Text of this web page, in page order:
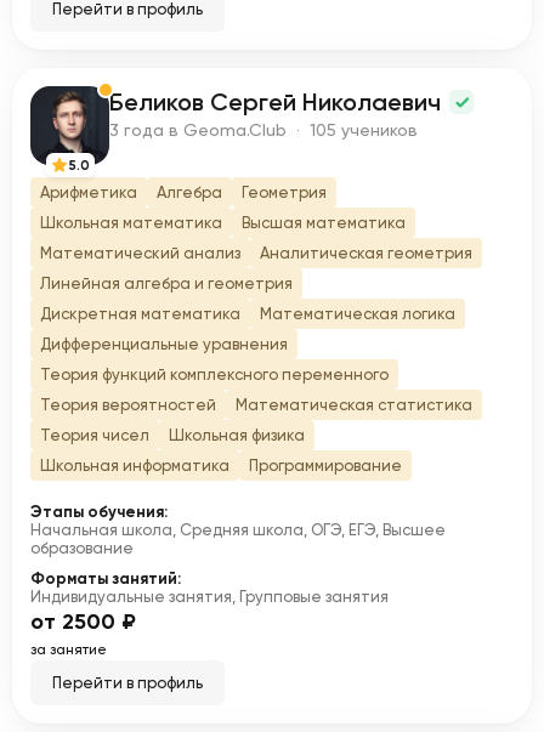
Перейти в профиль
Б
5.0
Беликов Сергей Николаевич
3 года в Geoma.Club · 105 учеников
Арифметика Алгебра
Геометрия
Школьная математика
Высшая математика
Математический анализ
Аналитическая геометрия
Линейная алгебра и геометрия
Дискретная математика
Математическая логика
Дифференциальные уравнения
Теория функций комплексного переменного
Теория вероятностей
Математическая статистика
Теория чисел
Школьная физика
Школьная информатика
Программирование
Этапы обучения:
Начальная школа, Средняя школа, ОГЭ, ЕГЭ, Высшее
образование
Форматы занятий:
Индивидуальные занятия, Групповые занятия
от 2500 ₽
за занятие
Перейти в профиль